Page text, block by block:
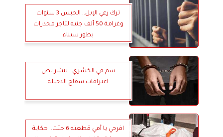
ترك رعي الإبل.. الحبس 3 سنوات
وغرامة 50 ألف جنيه لتاجر مخدرات
بطور سيناء
سم في الكشري.. ننشر نص
اعترافات سفاح الدخيلة
افرحي يا أمي قطعته 6 حتت.. حكاية